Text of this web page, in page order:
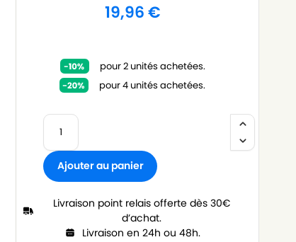
19,96€
pour 2 unités achetées.
pour 4 unités achetées.
Ajouter au panier
Livraison point relais offerte dès 30€
d’achat.
Livraison en 24h ou 48h.